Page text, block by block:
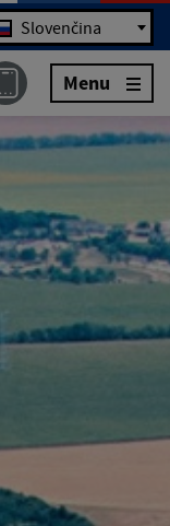
Slovenčina
Menu